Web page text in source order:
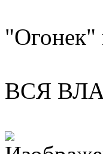
"Огонек"
ВСЯ